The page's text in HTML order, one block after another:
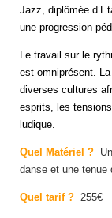
Jazz, diplômée
une progression
Le travail sur le
est omniprésent.
diverses cultures
esprits, les
ludique.
Quel Matériel ?
danse et une tenue
Quel tarif ? 255€